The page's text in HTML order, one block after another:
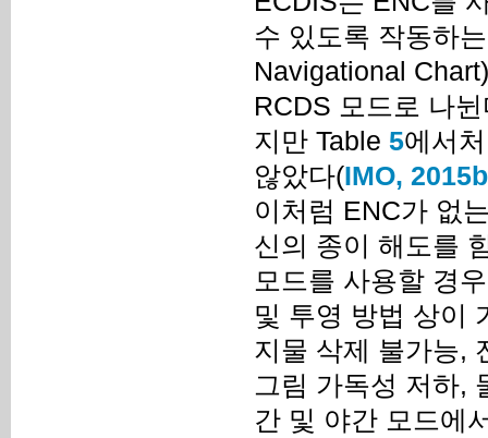
수 있도록 작동하
Navigational
RCDS 모드로 나
지만 Table 5에서
않았다(IMO, 2015b
이처럼 ENC가 없
신의 종이 해도를
모드를 사용할 경
및 투영 방법 상이
지물 삭제 불가능,
그림 가독성 저하,
간 및 야간 모드에